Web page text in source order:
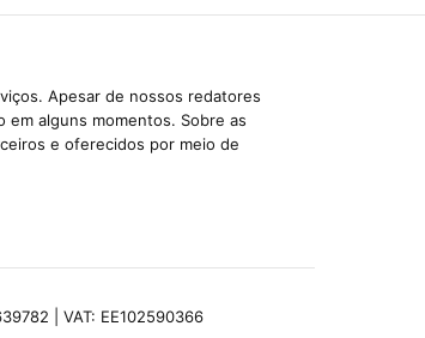
Apesar de nossos redatores
alguns momentos. Sobre as
e oferecidos por meio de
| VAT: EE102590366